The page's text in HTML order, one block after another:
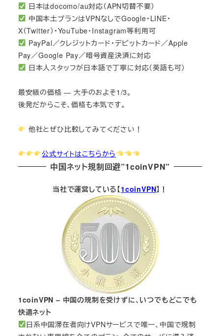
日本はdocomo/au対応（APN切替不要）
中国本土プランはVPNなしでGoogle・LINE・
X（Twitter）・YouTube・Instagram等利用可
PayPal／クレジットカード・デビットカード／Apple
Pay／Google Pay／暗号資産決済に対応
日本人スタッフが日本語で丁寧に対応（英語も可）
最安級の価格 — 大手のおよそ1/3。
後発だからこそ、価格も本気です。
他社とぜひ比較してみてください！
公式サイトはこちらから
中国ネット規制回避”1coinVPN”
当社で運営している【1coinVPN】！
1coinVPN – 中国の規制を受けずに、いつでもどこでも
快適ネット
日系中国滞在者向けVPNサービスで唯一、中国で規制